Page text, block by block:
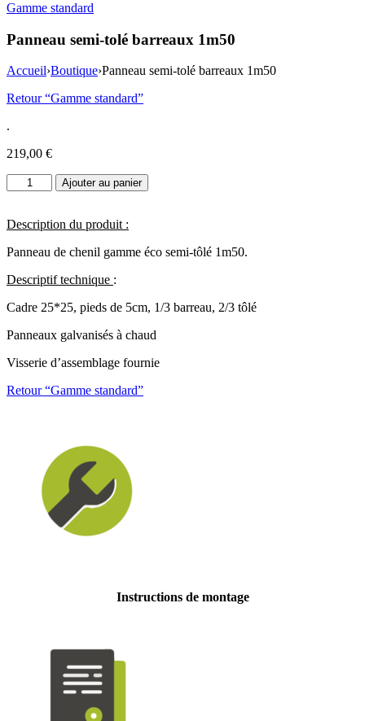
Gamme standard
Panneau semi-tolé barreaux 1m50
Accueil›Boutique›Panneau semi-tolé barreaux 1m50
Retour “Gamme standard”
.
219,00 €
quantité
de
semi-
barreaux
Ajouter au panier
Description du produit :
Panneau de chenil gamme éco semi-tôlé 1m50.
Descriptif technique :
Cadre 25*25, pieds de 5cm, 1/3 barreau, 2/3 tôlé
Panneaux galvanisés à chaud
Visserie d’assemblage fournie
Retour “Gamme standard”
Instructions de montage